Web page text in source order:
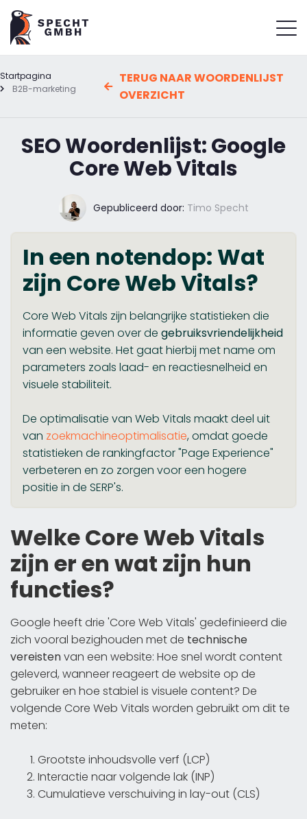
Startpagina
B2B-marketing
TERUG NAAR WOORDENLIJST
OVERZICHT
SEO Woordenlijst: Google
Core Web Vitals
Gepubliceerd door: Timo Specht
In een notendop: Wat
zijn Core Web Vitals?
Core Web Vitals zijn belangrijke statistieken die
informatie geven over de gebruiksvriendelijkheid
van een website. Het gaat hierbij met name om
parameters zoals laad- en reactiesnelheid en
visuele stabiliteit.
De optimalisatie van Web Vitals maakt deel uit
van zoekmachineoptimalisatie, omdat goede
statistieken de rankingfactor "Page Experience"
verbeteren en zo zorgen voor een hogere
positie in de SERP's.
Welke Core Web Vitals
zijn er en wat zijn hun
functies?
Google heeft drie 'Core Web Vitals' gedefinieerd die
zich vooral bezighouden met de technische
vereistenvan een website: Hoe snel wordt content
geleverd, wanneer reageert de website op de
gebruiker en hoe stabiel is visuele content? De
volgende Core Web Vitals worden gebruikt om dit te
meten:
Grootste inhoudsvolle verf (LCP)
Interactie naar volgende lak (INP)
Cumulatieve verschuiving in lay-out (CLS)